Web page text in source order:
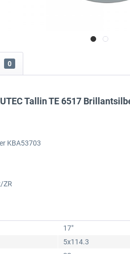
0
Tallin TE 6517
KBA53703
ZR
17"
5x114.3